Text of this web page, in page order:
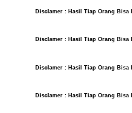
Disclamer : Hasil Tiap Orang
Disclamer : Hasil Tiap Orang
Disclamer : Hasil Tiap Orang
Disclamer : Hasil Tiap Orang